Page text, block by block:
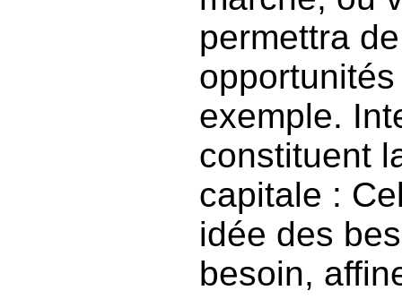
permettra
exemple.
constituent
capitale :
idée des
besoin,